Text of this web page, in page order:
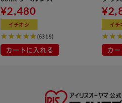
¥2,480
イチオシ
(6319)
カートに入れる
ン
イチ
カ